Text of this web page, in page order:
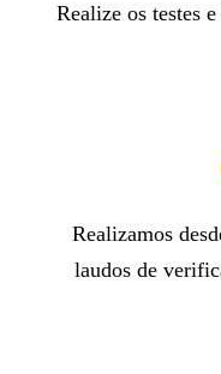
Realize os testes
Realizamos
laudos de